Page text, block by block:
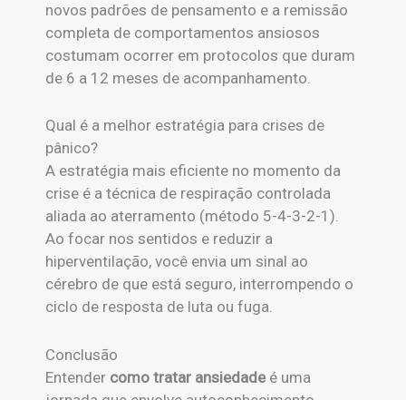
novos padrões de pensamento e a remissão
completa de comportamentos ansiosos
costumam ocorrer em protocolos que duram
de 6 a 12 meses de acompanhamento.
Qual é a melhor estratégia para crises de
pânico?
A estratégia mais eficiente no momento da
crise é a técnica de respiração controlada
aliada ao aterramento (método 5-4-3-2-1).
Ao focar nos sentidos e reduzir a
hiperventilação, você envia um sinal ao
cérebro de que está seguro, interrompendo o
ciclo de resposta de luta ou fuga.
Conclusão
Entender como tratar ansiedadeé uma